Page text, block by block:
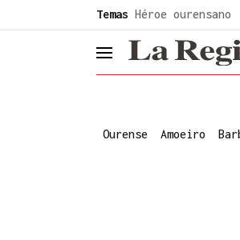
Temas Héroe ourensano
header.menu.open
Ourense Amoeiro